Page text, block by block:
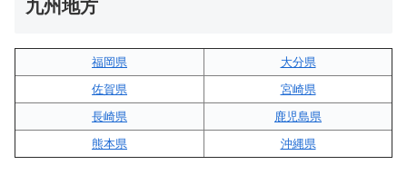
九州地方
福岡県
大分県
佐賀県
宮崎県
長崎県
鹿児島県
熊本県
沖縄県